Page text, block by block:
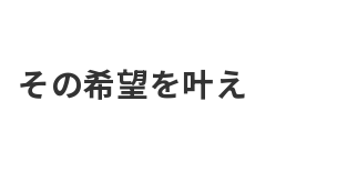
その希望を叶え